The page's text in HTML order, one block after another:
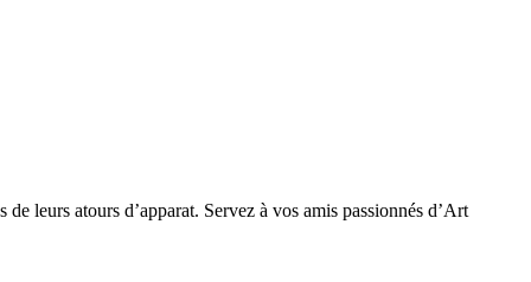
leurs atours d’apparat. Servez à vos amis passionnés d’Art